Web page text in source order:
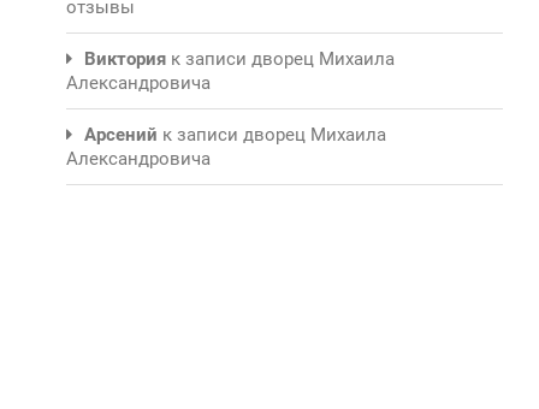
отзывы
Виктория к записи дворец Михаила
Александровича
Арсений к записи дворец Михаила
Александровича